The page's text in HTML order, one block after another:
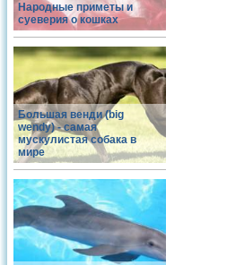
Народные приметы и
суеверия о кошках
Большая венди (big
wendy) - самая
мускулистая собака в
мире